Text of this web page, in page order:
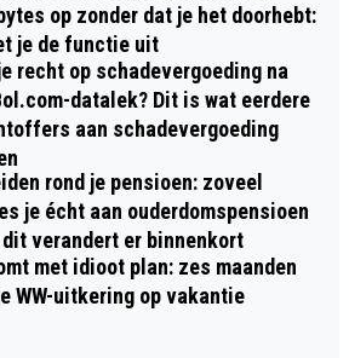
op zonder dat je het doorhebt:
je de functie uit
recht op schadevergoeding na
datalek? Dit is wat eerdere
aan schadevergoeding
rond je pensioen: zoveel
je écht aan ouderdomspensioen
verandert er binnenkort
met idioot plan: zes maanden
WW-uitkering op vakantie